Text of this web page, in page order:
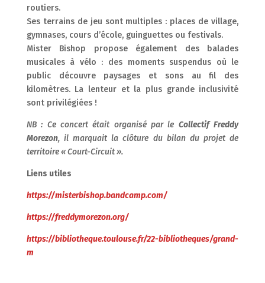
routiers.
Ses terrains de jeu sont multiples : places de village,
gymnases, cours d’école, guinguettes ou festivals.
Mister Bishop propose également des balades
musicales à vélo : des moments suspendus où le
public découvre paysages et sons au fil des
kilomètres. La lenteur et la plus grande inclusivité
sont privilégiées !
NB : Ce concert était organisé par le Collectif Freddy
Morezon, il marquait la clôture du bilan du projet de
territoire « Court-Circuit ».
Liens utiles
https://misterbishop.bandcamp.com/
https://freddymorezon.org/
https://bibliotheque.toulouse.fr/22-bibliotheques/grand-
m